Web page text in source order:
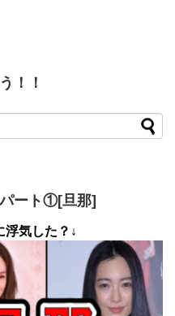
！！
ート①[旦那]
浮気した？↓